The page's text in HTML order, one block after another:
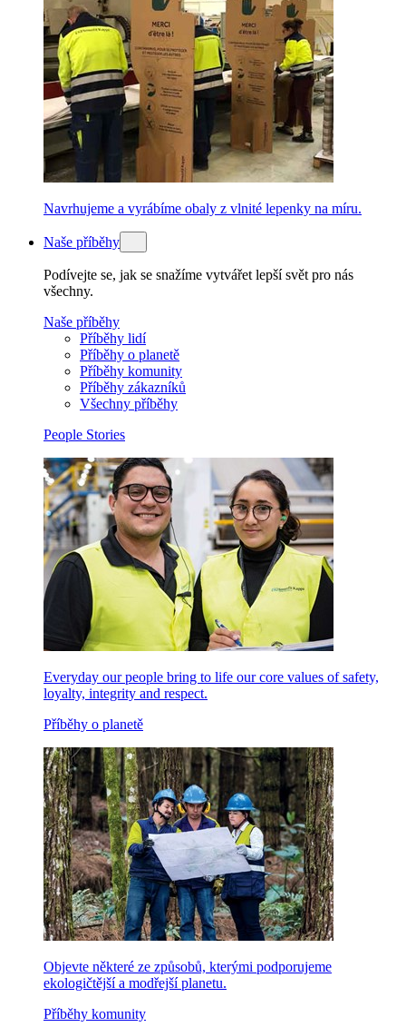
Navrhujeme a vyrábíme obaly z vlnité lepenky na míru.
Naše příběhy
Podívejte se, jak se snažíme vytvářet lepší svět pro nás
všechny.
Naše příběhy
Příběhy lidí
Příběhy o planetě
Příběhy komunity
Příběhy zákazníků
Všechny příběhy
People Stories
Everyday our people bring to life our core values of safety,
loyalty, integrity and respect.
Příběhy o planetě
Objevte některé ze způsobů, kterými podporujeme
ekologičtější a modřejší planetu.
Příběhy komunity